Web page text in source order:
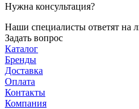
Нужна консультация?
Наши специалисты ответят на
Задать вопрос
Каталог
Бренды
Доставка
Оплата
Контакты
Компания